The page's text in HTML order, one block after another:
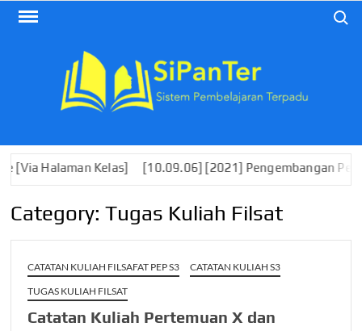
Skip
Kelas] [10.09.06] [2021] Pengembangan Perangkat
Category:Tugas Kuliah Filsat
CATATAN KULIAH FILSAFAT PEP S3
CATATAN KULIAH S3
TUGAS KULIAH FILSAT
Catatan Kuliah Pertemuan X dan